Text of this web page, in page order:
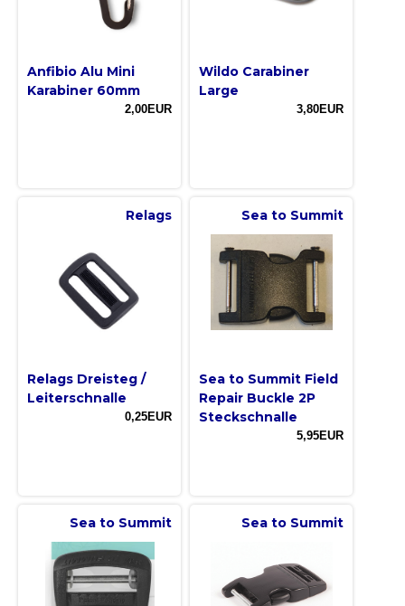
Anfibio Alu Mini
Karabiner 60mm
2,00EUR
Wildo Carabiner
Large
3,80EUR
Relags
Relags Dreisteg /
Leiterschnalle
0,25EUR
Sea to Summit
Sea to Summit Field
Repair Buckle 2P
Steckschnalle
5,95EUR
Sea to Summit Sea to Summit